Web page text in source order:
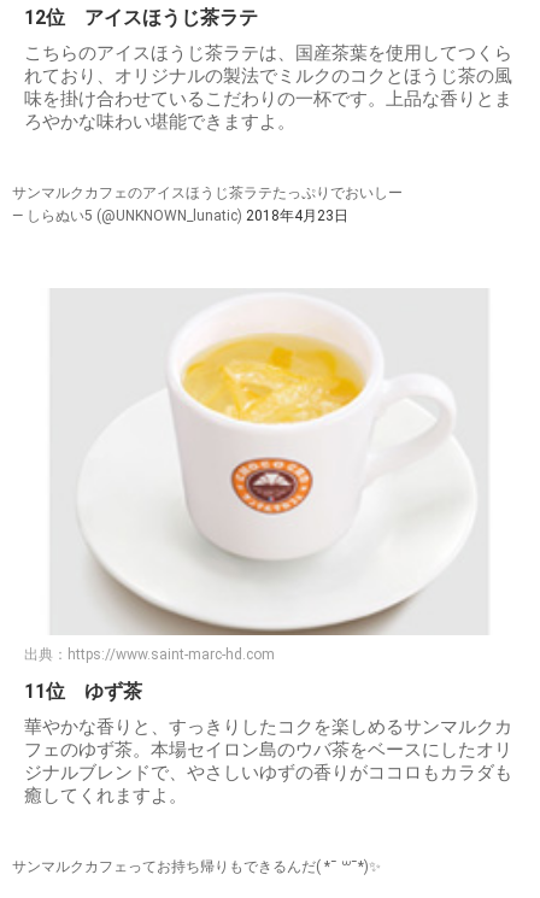
12位 アイスほうじ茶ラテ
こちらのアイスほうじ茶ラテは、国産茶葉を使用してつくら
れており、オリジナルの製法でミルクのコクとほうじ茶の風
味を掛け合わせているこだわりの一杯です。上品な香りとま
ろやかな味わい堪能できますよ。
サンマルクカフェのアイスほうじ茶ラテたっぷりでおいしー
— しらぬい5 (@UNKNOWN_lunatic) 2018年4月23日
出典： https://www.saint-marc-hd.com
11位 ゆず茶
華やかな香りと、すっきりしたコクを楽しめるサンマルクカ
フェのゆず茶。本場セイロン島のウバ茶をベースにしたオリ
ジナルブレンドで、やさしいゆずの香りがココロもカラダも
癒してくれますよ。
サンマルクカフェってお持ち帰りもできるんだ( *¯ ꒳¯*)✨